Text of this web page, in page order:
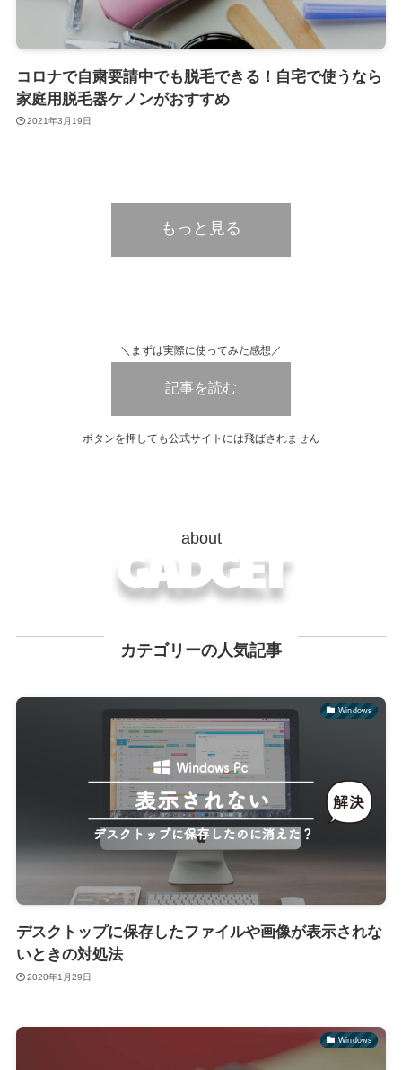
コロナで自粛要請中でも脱毛できる！自宅で使うなら
家庭用脱毛器ケノンがおすすめ
2021年3月19日
もっと見る
＼まずは実際に使ってみた感想／
記事を読む
ボタンを押しても公式サイトには飛ばされません
about
GADGET
カテゴリーの人気記事
Windows
デスクトップに保存したファイルや画像が表示されな
いときの対処法
2020年1月29日
Windows